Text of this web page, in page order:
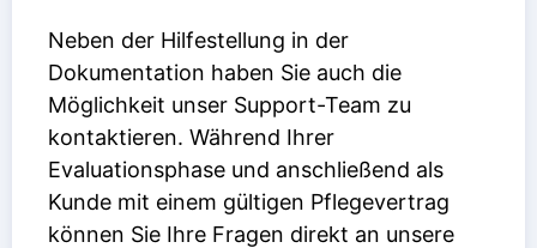
Neben der Hilfestellung in der
Dokumentation haben Sie auch die
Möglichkeit unser Support-Team zu
kontaktieren. Während Ihrer
Evaluationsphase und anschließend als
Kunde mit einem gültigen Pflegevertrag
können Sie Ihre Fragen direkt an unsere